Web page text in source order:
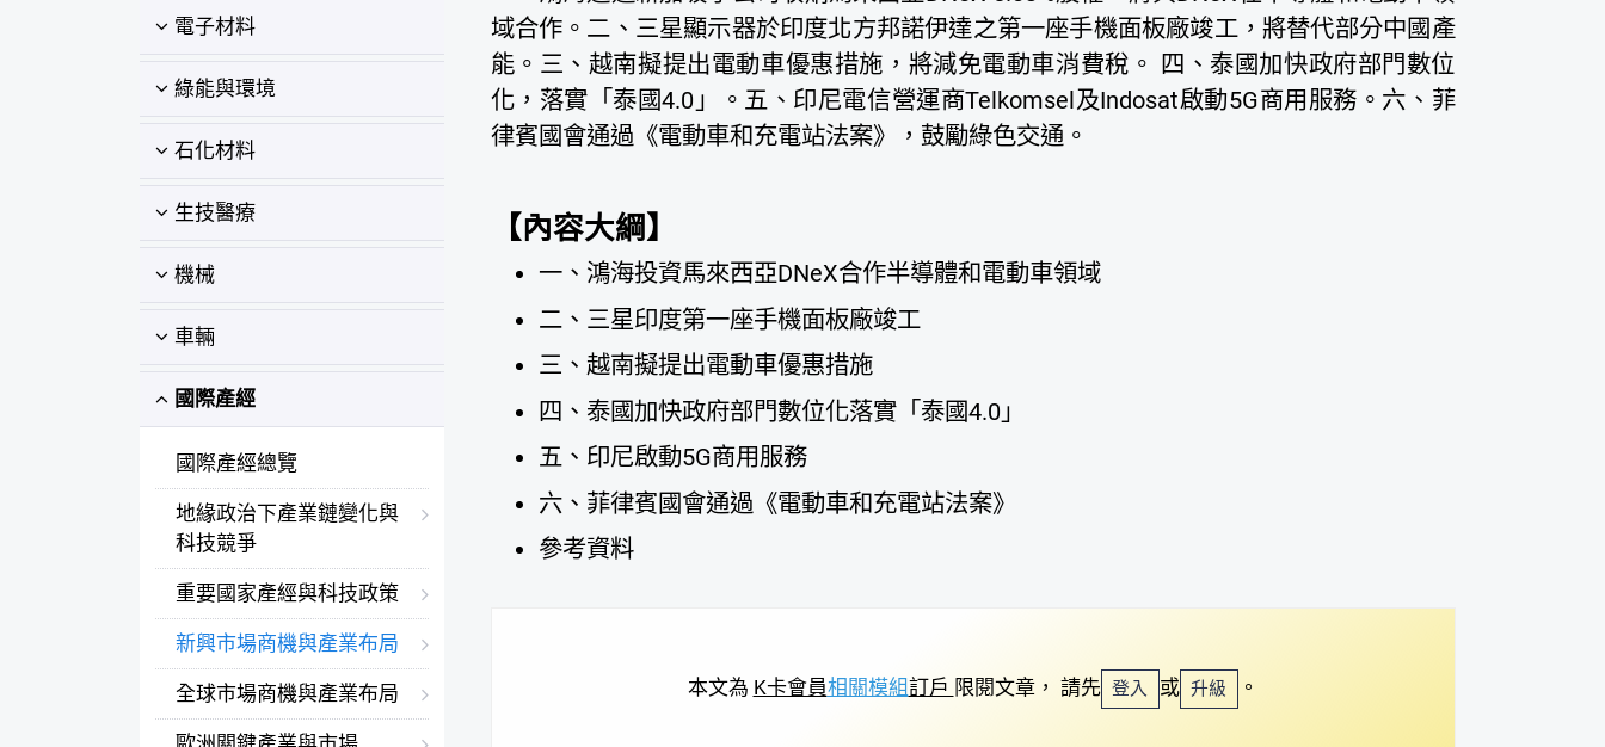
電子材料
綠能與環境
石化材料
生技醫療
機械
車輛
國際產經
國際產經總覽
地緣政治下產業鏈變化與
科技競爭
重要國家產經與科技政策
新興市場商機與產業布局
全球市場商機與產業布局
域合作。二、三星顯示器於印度北方邦諾伊達之第一座手機面板廠竣工，將替代部分中國產
能。三、越南擬提出電動車優惠措施，將減免電動車消費稅。 四、泰國加快政府部門數位
化，落實「泰國4.0」。五、印尼電信營運商Telkomsel及Indosat啟動5G商用服務。六、菲
律賓國會通過《電動車和充電站法案》，鼓勵綠色交通。
【內容大綱】
一、鴻海投資馬來西亞DNeX合作半導體和電動車領域
二、三星印度第一座手機面板廠竣工
三、越南擬提出電動車優惠措施
四、泰國加快政府部門數位化落實「泰國4.0」
五、印尼啟動5G商用服務
六、菲律賓國會通過《電動車和充電站法案》
參考資料
本文為 K卡會員相關模組訂戶 限閱文章， 請先 登入 或 升級 。